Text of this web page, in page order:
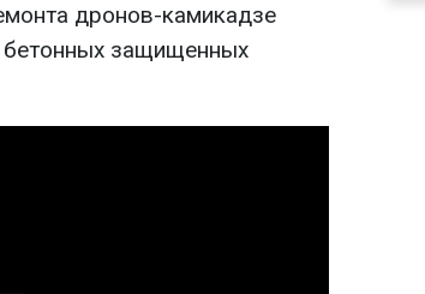
дронов-камикадзе
бетонных защищенных